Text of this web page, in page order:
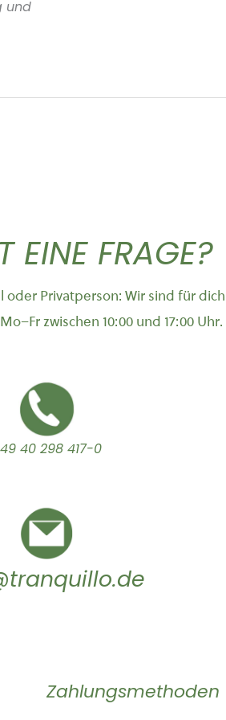
und
EINE FRAGE?
Privatperson: Wir sind für
zwischen 10:00 und 17:00 Uhr.
40 298 417-0
Zahlungsmethoden